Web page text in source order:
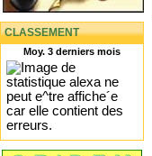
CLASSEMENT
Moy. 3 derniers mois